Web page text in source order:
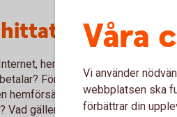
hittat ditt
hemförsäkring, delat kök?
Förväntas något annat av
hemförsäkring? Vem bär ansvar
Vad gäller vid stöld, förstörelse,
Våra
Vi använder
webbplatsen ska
förbättrar din